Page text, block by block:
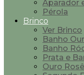
Aparador
Pérola
Brinco
Ver Brinco
Banho
Banho
Prata e
Ouro Rosê